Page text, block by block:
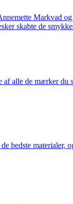
Markvad
skabte de
af alle de mærker
bedste